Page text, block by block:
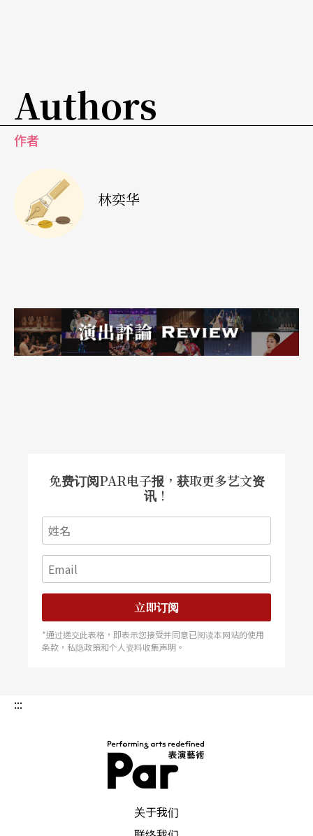
冠以「大师」光环，既是合理不过，但亦会限制了
时间在他本人和他的作品的生机，因为历史早已成
为历史，再有新作品发布，也不过是又多一页……
的「已成过去」。
给我同样感触的戏剧艺术家，其实还有八○年代中
做导演，就是要做一个怀疑自己的人
作为导演，我是愈来愈看见自己的不肯定。
第一件，正是由于不能「一脚踢」，便必须借助各
方有此才干的艺术家们的帮忙，但统筹与导演是两
个岗位。前者是程序，后者是内容。所以，尽管我
并不精于个别的艺术，但一定要认识它们在那方面
能对作品发挥作用。由此百川入海，就是学习，也
从而体会，做导演，就是要做一个怀疑自己的人。
文字｜林奕华 戏剧创作始于1982年，除了舞台，也
在其他领域追求启发与被启发
Authors
作者
林奕华
免费订阅PAR电子报，获取更多艺文资
讯！
立即订阅
*通过递交此表格，即表示您接受并同意已阅读本网站的使用
条款，私隐政策和个人资料收集声明。
:::
关于我们